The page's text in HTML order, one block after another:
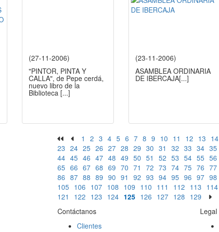
(27-11-2006)
"PINTOR, PINTA Y
CALLA", de Pepe cerdá,
nuevo libro de la
Biblioteca [...]
(23-11-2006)
ASAMBLEA ORDINARIA
DE IBERCAJA[...]
1 2 3 4 5 6 7 8 9 10 11 12 13 14
23 24 25 26 27 28 29 30 31 32 33 34 35
44 45 46 47 48 49 50 51 52 53 54 55 56
65 66 67 68 69 70 71 72 73 74 75 76 77
86 87 88 89 90 91 92 93 94 95 96 97 98
105 106 107 108 109 110 111 112 113 114
121
122 123 124 125 126 127 128 129
Contáctanos
Clientes
Legal